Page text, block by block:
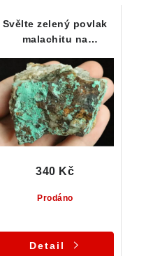
Svělte zelený povlak
malachitu na
Prodáno
340 Kč
Detail